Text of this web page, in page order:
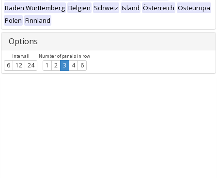
Baden Württemberg Belgien Schweiz Island Österreich Osteuropa
Polen Finnland
Options
Intervall
6 12 24
Number of panels in row
1 2 3 4 6